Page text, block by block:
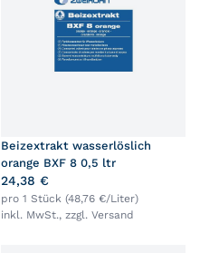
Beizextrakt wasserlöslich
orange BXF 8 0,5 ltr
24,38 €
pro 1 Stück (48,76 €/Liter)
inkl. MwSt., zzgl. Versand